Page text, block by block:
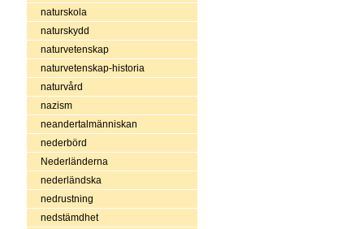
naturskola
naturskydd
naturvetenskap
naturvetenskap-historia
naturvård
nazism
neandertalmänniskan
nederbörd
Nederländerna
nederländska
nedrustning
nedstämdhet